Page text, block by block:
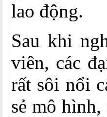
lao
Sau khi
viên, các
rất sôi nổi
sẻ mô